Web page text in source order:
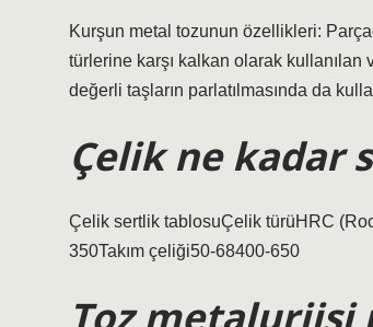
Kurşun metal tozunun özellikleri:
türlerine karşı kalkan olarak kullanılan
değerli taşların parlatılmasında da
Çelik ne kadar
Çelik sertlik tablosuÇelik türüHRC
350Takım çeliği50-68400-650
Toz metalurjisi